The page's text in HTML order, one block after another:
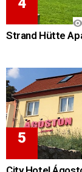
Strand Hütte